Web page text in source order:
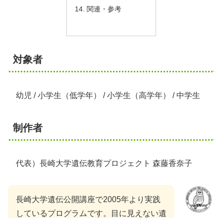
関連・参考
対象者
幼児 / 小学生（低学年） / 小学生（高学年） / 中学生
制作者
代表）長崎大学遺伝教育プロジェクト 森藤香奈子
長崎大学遺伝公開講座で2005年より実践
しているプログラムです。目に見えない遺